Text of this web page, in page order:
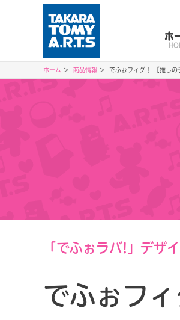
ホ
ホーム 商品情報 でふぉフィグ！ 【推しの
「でふぉラバ!」デザ
でふぉフィ